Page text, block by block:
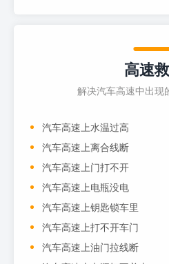
高速
解决汽车高速中出现
汽车高速上水温过高
汽车高速上离合线断
汽车高速上门打不开
汽车高速上电瓶没电
汽车高速上钥匙锁车里
汽车高速上打不开车门
汽车高速上油门拉线断